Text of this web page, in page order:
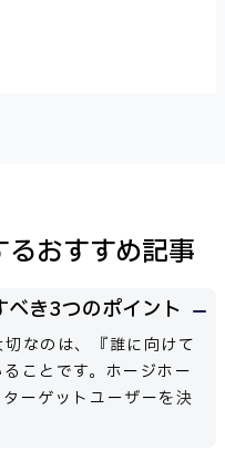
おすすめ記事
べき3つのポイント
なのは、『誰に向けて
ことです。ホージホー
ーゲットユーザーを決